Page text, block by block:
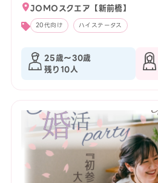
JOMOスクエア【新前橋】
20代向け ハイステータス
25歳〜30歳
残り10人